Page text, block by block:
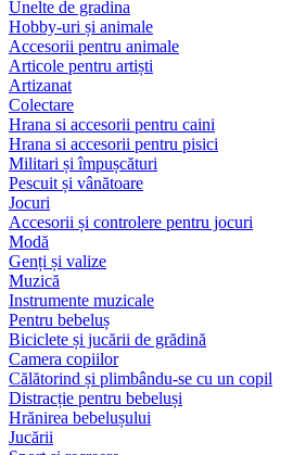
Unelte de gradina
Hobby-uri și animale
Accesorii pentru animale
Articole pentru artiști
Artizanat
Colectare
Hrana si accesorii pentru caini
Hrana si accesorii pentru pisici
Militari și împușcături
Pescuit și vânătoare
Jocuri
Accesorii și controlere pentru jocuri
Modă
Genți și valize
Muzică
Instrumente muzicale
Pentru bebeluș
Biciclete și jucării de grădină
Camera copiilor
Călătorind și plimbându-se cu un copil
Distracție pentru bebeluși
Hrănirea bebelușului
Jucării